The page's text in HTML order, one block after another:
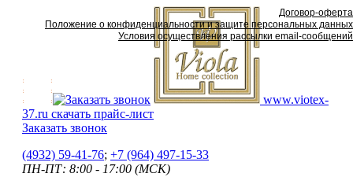
www.viotex-
37.ru скачать прайс-лист
Заказать звонок
(4932) 59-41-76; +7 (964) 497-15-33
ПН-ПТ: 8:00 - 17:00 (МСК)
Договор-оферта
Положение о конфиденциальности и защите персональных данных
Условия осуществления рассылки email-сообщений